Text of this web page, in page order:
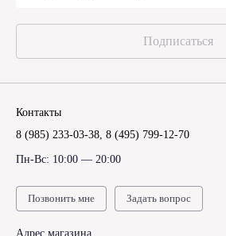
Подписаться
Контакты
8 (985) 233-03-38, 8 (495) 799-12-70
Пн-Вс: 10:00 — 20:00
Позвонить мне Задать вопрос
Адрес магазина